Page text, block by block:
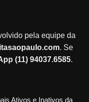
pela equipe da
. Se
(11) 94037.6585.
Ativos e Inativos da